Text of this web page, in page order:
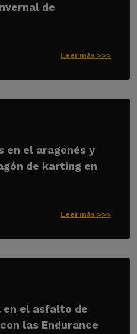
de
Leer más >>>
en el aragonés y
de karting en
Leer más >>>
en el asfalto de
las Endurance